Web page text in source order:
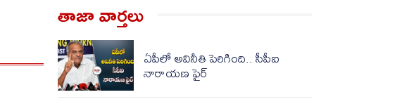
తాజా వార్త‌లు
ఏపీలో అవినీతి పెరిగింది.. సీపీఐ
నారాయణ ఫైర్